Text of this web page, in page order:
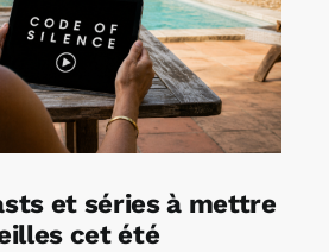
et séries à mettre
cet été